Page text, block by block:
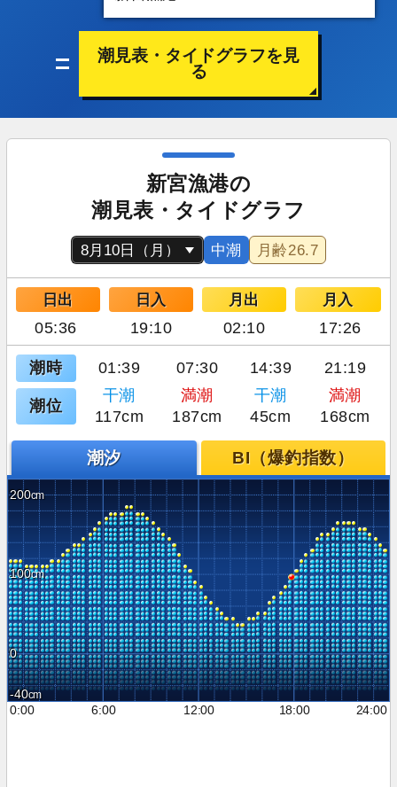
潮見表・タイドグラフを見
る
新宮漁港の
潮見表・タイドグラフ
中潮 月齢26.7
日出 日入 月出 月入
05:36 19:10 02:10 17:26
潮時 01:39 07:30 14:39 21:19
潮位
干潮 満潮 干潮
満潮
117cm
187cm 45cm 168cm
潮汐 BI（爆釣指数）
200
100
0
-40
0:00
6:00 12:00 18:00 24:00